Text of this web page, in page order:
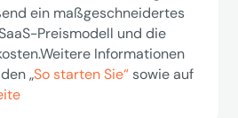
ein maßgeschneidertes
Preismodell und die
Informationen
„So starten Sie“ sowie auf